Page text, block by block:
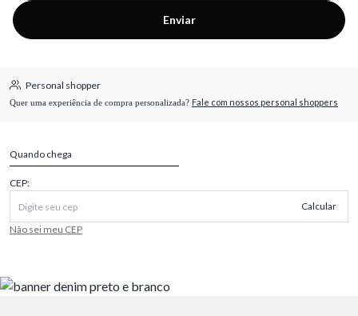
Enviar
Personal shopper
Quer uma experiência de compra personalizada? Fale com nossos personal shoppers
Quando chega
CEP:
Calcular
Não sei meu CEP